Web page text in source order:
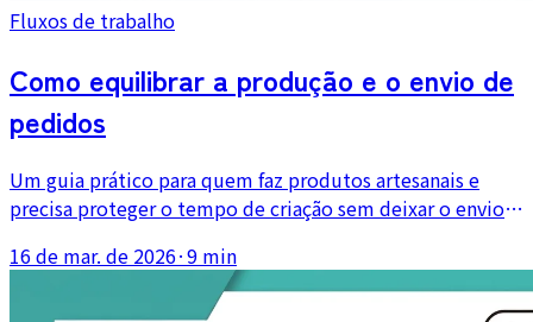
Fluxos de trabalho
Como equilibrar a produção e o envio de
pedidos
Um guia prático para quem faz produtos artesanais e
precisa proteger o tempo de criação sem deixar o envio
separação de espaço.
16 de mar. de 2026·9 min